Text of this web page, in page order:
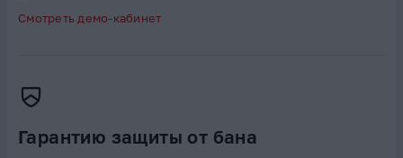
Смотреть демо-кабинет
Гарантию защиты от бана